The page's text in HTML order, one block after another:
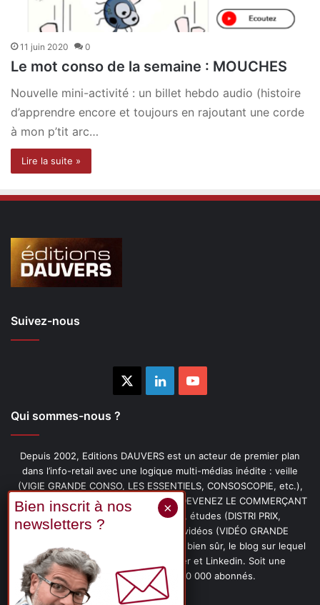
11 juin 2020 0
Le mot conso de la semaine : MOUCHES
Nouvelle mini-activité : un billet hebdo audio (histoire
d’apprendre encore et toujours en rajoutant une corde
à mon p’tit arc…
Lire la suite »
Suivez-nous
LinkedinYouTube
Qui sommes-nous ?
Depuis 2002, Editions DAUVERS est un acteur de premier plan
dans l’info-retail avec une logique multi-médias inédite : veille
(VIGIE GRANDE CONSO, LES ESSENTIELS, CONSOSCOPIE, etc.),
livres (PENSER-CLIENT, IMAGE-PRIX, DEVENEZ LE COMMERÇANT
PRÉFÉRÉ DE VOS CLIENTS, etc.), études (DISTRI PRIX,
PROMOFLASH, DRIVE INSIGHTS), vidéos (VIDÉO GRANDE
CONSO), podcasts (CAFÉ CONSO) et, bien sûr, le blog sur lequel
vous êtes, ainsi que les fils Twitter et Linkedin. Soit une
communauté de plus de 150 000 abonnés.